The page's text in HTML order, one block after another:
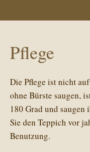
Pflege
Die Pflege ist nicht
ohne Bürste saugen,
180 Grad und saugen
Sie den Teppich vor
Benutzung.